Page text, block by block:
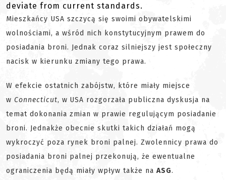
deviate from current standards.
Mieszkańcy USA szczycą się swoimi obywatelskimi
wolnościami, a wśród nich konstytucyjnym prawem do
posiadania broni. Jednak coraz silniejszy jest społeczny
nacisk w kierunku zmiany tego prawa.
W efekcie ostatnich zabójstw, które miały miejsce
w Connecticut, w USA rozgorzała publiczna dyskusja na
temat dokonania zmian w prawie regulującym posiadanie
broni. Jednakże obecnie skutki takich działań mogą
wykroczyć poza rynek broni palnej. Zwolennicy prawa do
posiadania broni palnej przekonują, że ewentualne
ograniczenia będą miały wpływ także na ASG.